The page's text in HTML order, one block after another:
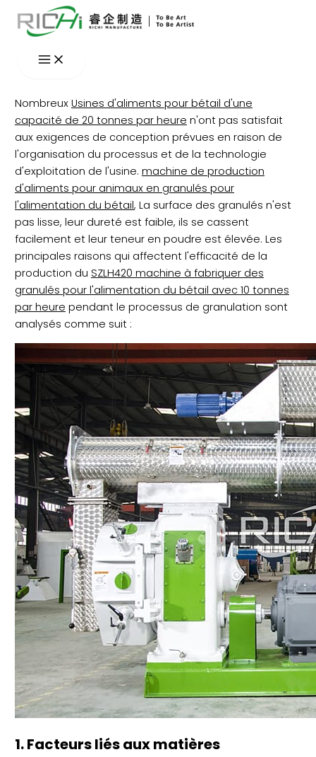
Aller
au
Nombreux Usines d'aliments pour bétail d'une
capacité de 20 tonnes par heure n'ont pas satisfait
aux exigences de conception prévues en raison de
l'organisation du processus et de la technologie
d'exploitation de l'usine. machine de production
d'aliments pour animaux en granulés pour
l'alimentation du bétail, La surface des granulés n'est
pas lisse, leur dureté est faible, ils se cassent
facilement et leur teneur en poudre est élevée. Les
principales raisons qui affectent l'efficacité de la
production du SZLH420 machine à fabriquer des
granulés pour l'alimentation du bétail avec 10 tonnes
par heure pendant le processus de granulation sont
analysés comme suit :
1. Facteurs liés aux matières